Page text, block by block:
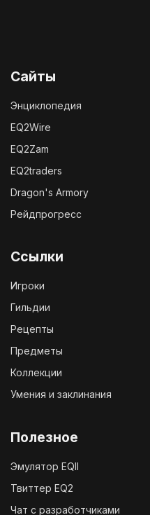
Сайты
Энциклопедия
EQ2Wire
EQ2Zam
EQ2traders
Dragon's Armory
Рейдпрогресс
Ссылки
Игроки
Гильдии
Рецепты
Предметы
Коллекции
Умения и заклинания
Полезное
Эмулятор EQII
Твиттер EQ2
Чат с разработчиками